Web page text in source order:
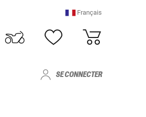
Français
SE CONNECTER